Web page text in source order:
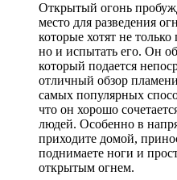
Открытый огонь
место для разведения
которые хотят не
но и испытать его. Он
который подается
отличный обзор
самых популярных
что он хорошо
людей. Особенно в
приходите домой,
поднимаете ноги и
открытым огнем.